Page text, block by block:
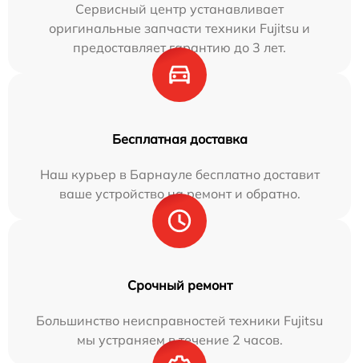
Сервисный центр устанавливает
оригинальные запчасти техники Fujitsu и
предоставляет гарантию до 3 лет.
Бесплатная доставка
Наш курьер в Барнауле бесплатно доставит
ваше устройство на ремонт и обратно.
Срочный ремонт
Большинство неисправностей техники Fujitsu
мы устраняем в течение 2 часов.